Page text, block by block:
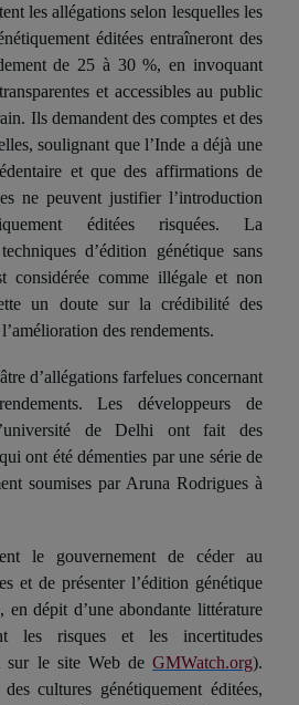
lesallégations selon lesquelles les
éditées entraîneront des
de 25 à 30 %, en invoquant
et accessibles au public
. Ils demandent des comptes et des
soulignant que l’Inde a déjà une
et que des affirmations de
ne peuvent justifier l’introduction
éditées risquées. La
d’édition génétique sans
considérée comme illégale et non
un doute sur la crédibilité des
des rendements.
d’allégations farfelues concernant
Les développeurs de
de Delhi ont fait des
ont été démenties par une série de
soumises par Aruna Rodrigues à
le gouvernement de céder au
et de présenter l’édition génétique
en dépit d’une abondante littérature
les risques et les incertitudes
sur le site Web de GMWatch.org).
cultures génétiquement éditées,